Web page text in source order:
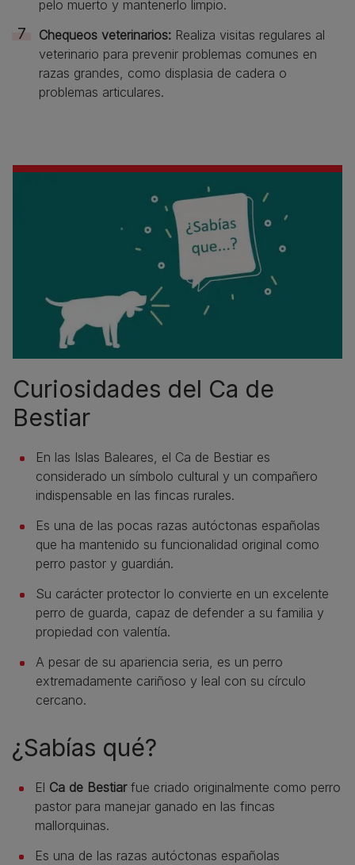
pelo muerto y mantenerlo limpio.
Chequeos veterinarios: Realiza visitas regulares al
veterinario para prevenir problemas comunes en
razas grandes, como displasia de cadera o
problemas articulares.
Curiosidades del Ca de
Bestiar
En las Islas Baleares, el Ca de Bestiar es
considerado un símbolo cultural y un compañero
indispensable en las fincas rurales.
Es una de las pocas razas autóctonas españolas
que ha mantenido su funcionalidad original como
perro pastor y guardián.
Su carácter protector lo convierte en un excelente
perro de guarda, capaz de defender a su familia y
propiedad con valentía.
A pesar de su apariencia seria, es un perro
extremadamente cariñoso y leal con su círculo
cercano.
¿Sabías qué?
El Ca de Bestiarfue criado originalmente como perro
pastor para manejar ganado en las fincas
mallorquinas.
Es una de las razas autóctonas españolas